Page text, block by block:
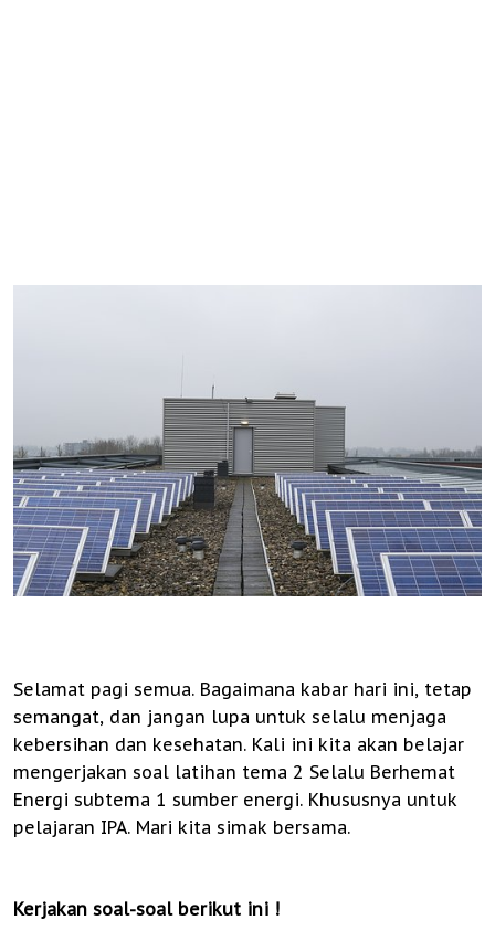
Selamat pagi semua. Bagaimana kabar hari ini, tetap
semangat, dan jangan lupa untuk selalu menjaga
kebersihan dan kesehatan. Kali ini kita akan belajar
mengerjakan soal latihan tema 2 Selalu Berhemat
Energi subtema 1 sumber energi. Khususnya untuk
pelajaran IPA. Mari kita simak bersama.
Kerjakan soal-soal berikut ini !